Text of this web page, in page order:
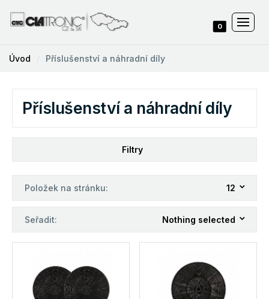
0
Úvod Příslušenství a náhradní díly
Příslušenství a náhradní díly
Filtry
Položek na stránku: 12
Seřadit: Nothing selected